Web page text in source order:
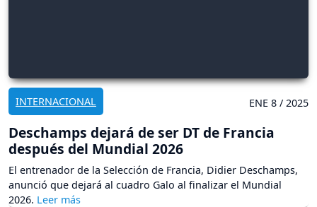
INTERNACIONAL ENE 8 / 2025
Deschamps dejará de ser DT de Francia
después del Mundial 2026
El entrenador de la Selección de Francia, Didier Deschamps,
anunció que dejará al cuadro Galo al finalizar el Mundial
2026.